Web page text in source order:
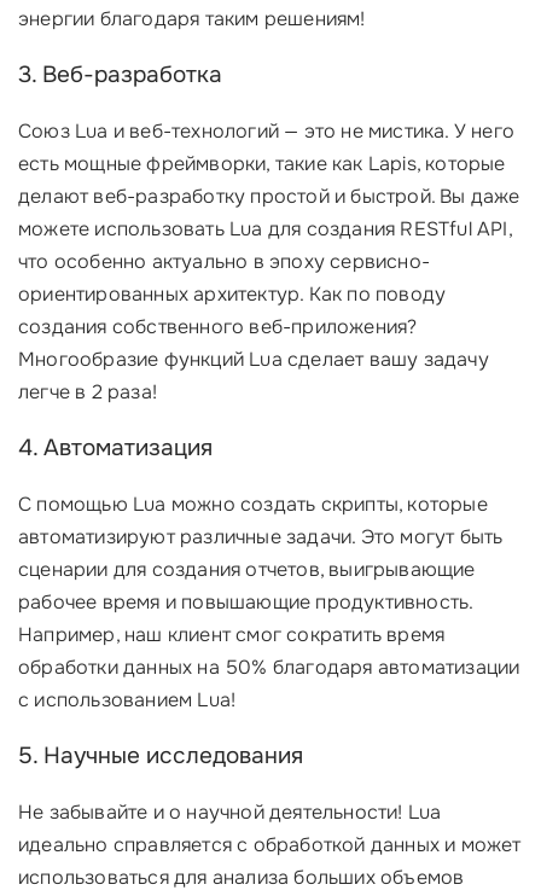
энергии благодаря таким решениям!
3. Веб-разработка
Союз Lua и веб-технологий — это не мистика. У него
есть мощные фреймворки, такие как Lapis, которые
делают веб-разработку простой и быстрой. Вы даже
можете использовать Lua для создания RESTful API,
что особенно актуально в эпоху сервисно-
ориентированных архитектур. Как по поводу
создания собственного веб-приложения?
Многообразие функций Lua сделает вашу задачу
легче в 2 раза!
4. Автоматизация
С помощью Lua можно создать скрипты, которые
автоматизируют различные задачи. Это могут быть
сценарии для создания отчетов, выигрывающие
рабочее время и повышающие продуктивность.
Например, наш клиент смог сократить время
обработки данных на 50% благодаря автоматизации
с использованием Lua!
5. Научные исследования
Не забывайте и о научной деятельности! Lua
идеально справляется с обработкой данных и может
использоваться для анализа больших объемов